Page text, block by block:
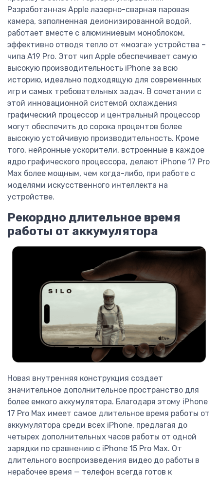
Разработанная Apple лазерно-сварная паровая
камера, заполненная деионизированной водой,
работает вместе с алюминиевым моноблоком,
эффективно отводя тепло от «мозга» устройства –
чипа A19 Pro. Этот чип Apple обеспечивает самую
высокую производительность iPhone за всю
историю, идеально подходящую для современных
игр и самых требовательных задач. В сочетании с
этой инновационной системой охлаждения
графический процессор и центральный процессор
могут обеспечить до сорока процентов более
высокую устойчивую производительность. Кроме
того, нейронные ускорители, встроенные в каждое
ядро графического процессора, делают iPhone 17 Pro
Max более мощным, чем когда-либо, при работе с
моделями искусственного интеллекта на
устройстве.
Рекордно длительное время
работы от аккумулятора
Новая внутренняя конструкция создает
значительное дополнительное пространство для
более емкого аккумулятора. Благодаря этому iPhone
17 Pro Max имеет самое длительное время работы от
аккумулятора среди всех iPhone, предлагая до
четырех дополнительных часов работы от одной
зарядки по сравнению с iPhone 15 Pro Max. От
длительного воспроизведения видео до работы в
нерабочее время — телефон всегда готов к